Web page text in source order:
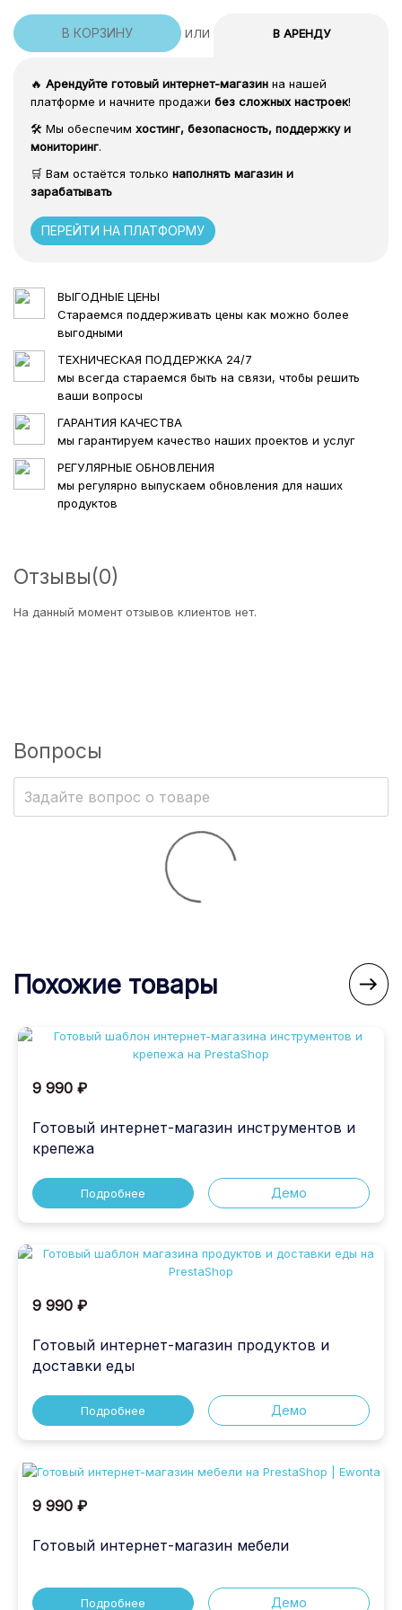
Analytics, онлайн-чат, CRM, способы оплаты и
доставки.
админ-панели PrestaShop, что упрощает
управление бизнесом и анализ продаж.
5. Удобное оформление заказа
Покупатель проходит простой и логичный
процесс оформления заказа. Минимум лишних
процент брошенных корзин и увеличивает
количество завершённых покупок.
Каталог товаров оснащён гибкой системой
фильтрации: по цене, характеристикам,
популярности и другим параметрам. Это
позволяет покупателям быстро находить нужные
товары и помогает повысить конверсию в заказ.
Готовый интернет-магазин секс-шоп на
PrestaShop от Ewonta — это не просто шаблон, а
полноценное решение для запуска прибыльного
онлайн-бизнеса. Он сочетает в себе современный
дизайн, гибкие настройки, адаптивность и все
Если вы хотите быстро запустить секс-шоп и
этот шаблон станет оптимальным выбором.
В КОРЗИНУ ИЛИ В АРЕНДУ
🔥Арендуйте готовый интернет-магазин на нашей
платформе и начните продажибез сложных настроек!
🛠️ Мы обеспечимхостинг, безопасность, поддержку и
мониторинг.
🛒 Вам остаётся тольконаполнять магазин и
зарабатывать
ПЕРЕЙТИ НА ПЛАТФОРМУ
ВЫГОДНЫЕ ЦЕНЫ
Стараемся поддерживать цены как можно более
выгодными
ТЕХНИЧЕСКАЯ ПОДДЕРЖКА 24/7
мы всегда стараемся быть на связи, чтобы решить
ваши вопросы
ГАРАНТИЯ КАЧЕСТВА
мы гарантируем качество наших проектов и услуг
РЕГУЛЯРНЫЕ ОБНОВЛЕНИЯ
мы регулярно выпускаем обновления для наших
продуктов
Отзывы(0)
На данный момент отзывов клиентов нет.
Вопросы
Похожие товары 
9 990 ₽
Готовый интернет-магазин инструментов и
крепежа
Подробнее Демо
9 990 ₽
Готовый интернет-магазин продуктов и
доставки еды
Подробнее Демо
9 990 ₽
Готовый интернет-магазин мебели
Подробнее Демо